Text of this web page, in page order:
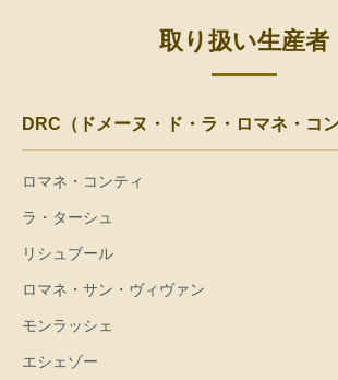
取り扱い生産者
DRC（ドメーヌ・ド・ラ・ロマネ・コン
ロマネ・コンティ
ラ・ターシュ
リシュブール
ロマネ・サン・ヴィヴァン
モンラッシェ
エシェゾー